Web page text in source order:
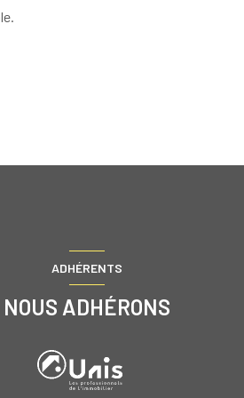
ADHÉRENTS
NOUS ADHÉRONS